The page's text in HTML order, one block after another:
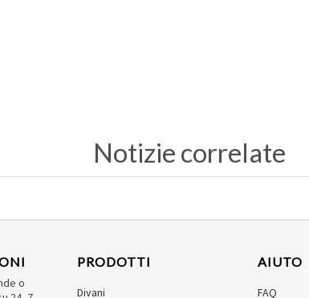
Notizie correlate
o
PRODOTTI
Divani
AIUTO
FAQ